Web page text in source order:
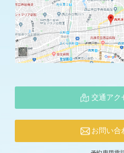
交通アク
お問い合